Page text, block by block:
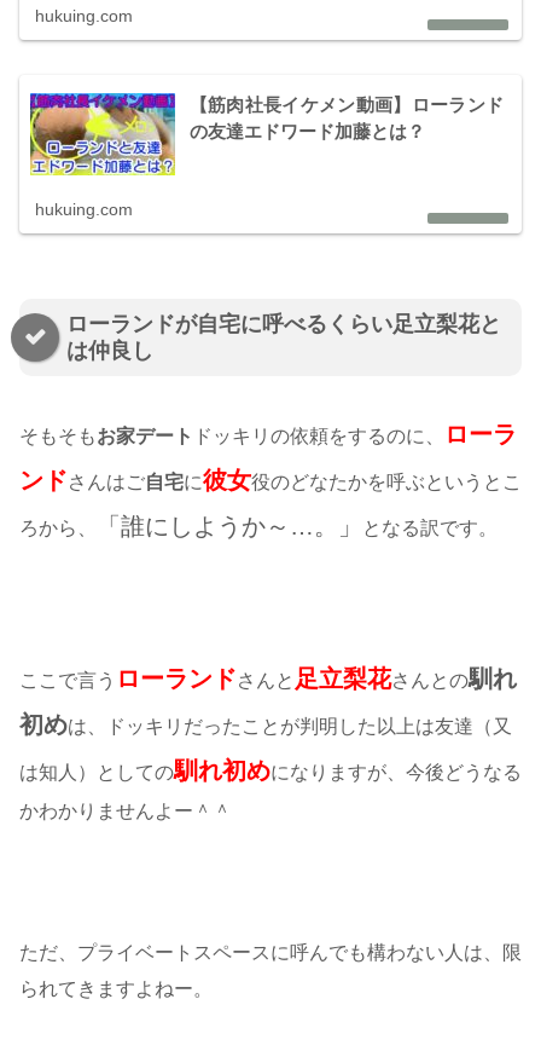
hukuing.com
【筋肉社長イケメン動画】ローランド
の友達エドワード加藤とは？
hukuing.com
ローランドが自宅に呼べるくらい足立梨花と
は仲良し
そもそもお家デート ドッキリの依頼をするのに、
ローラ
ンドさんはご自宅に彼女役のどなたかを呼ぶというとこ
ろから、 「誰にしようか～…。」 となる訳です。
ここで言う ローランドさんと 足立梨花さんとの馴れ
初めは、ドッキリだったことが判明した以上は友達（又
は知人）としての馴れ初めになりますが、今後どうなる
かわかりませんよー＾＾
ただ、プライベートスペースに呼んでも構わない人は、限
られてきますよねー。